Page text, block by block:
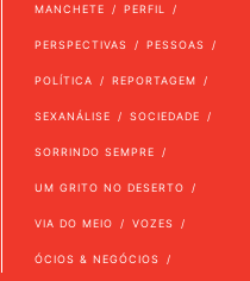
MANCHETE PERFIL
PERSPECTIVAS PESSOAS
POLÍTICA REPORTAGEM
SEXANÁLISE SOCIEDADE
SORRINDO SEMPRE
UM GRITO NO DESERTO
VIA DO MEIO VOZES
ÓCIOS & NEGÓCIOS